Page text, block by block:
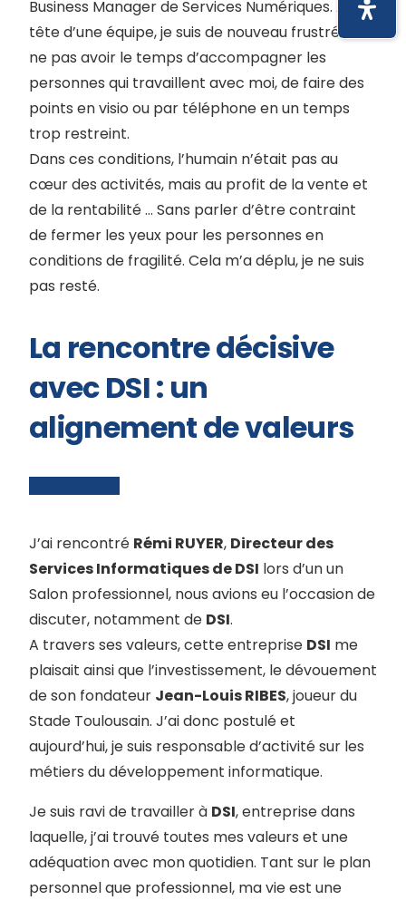
Business Manager de Services Numériques. A la
tête d’une équipe, je suis de nouveau frustré de
ne pas avoir le temps d’accompagner les
personnes qui travaillent avec moi, de faire des
points en visio ou par téléphone en un temps
trop restreint.
Dans ces conditions, l’humain n’était pas au
cœur des activités, mais au profit de la vente et
de la rentabilité … Sans parler d’être contraint
de fermer les yeux pour les personnes en
conditions de fragilité. Cela m’a déplu, je ne suis
pas resté.
La rencontre décisive
avec DSI : un
alignement de valeurs
J’ai rencontré Rémi RUYER, Directeur des
Services Informatiques de DSI lors d’un un
Salon professionnel, nous avions eu l’occasion de
discuter, notamment de DSI.
A travers ses valeurs, cette entreprise DSI me
plaisait ainsi que l’investissement, le dévouement
de son fondateur Jean-Louis RIBES, joueur du
Stade Toulousain. J’ai donc postulé et
aujourd’hui, je suis responsable d’activité sur les
métiers du développement informatique.
Je suis ravi de travailler à DSI, entreprise dans
laquelle, j’ai trouvé toutes mes valeurs et une
adéquation avec mon quotidien. Tant sur le plan
personnel que professionnel, ma vie est une